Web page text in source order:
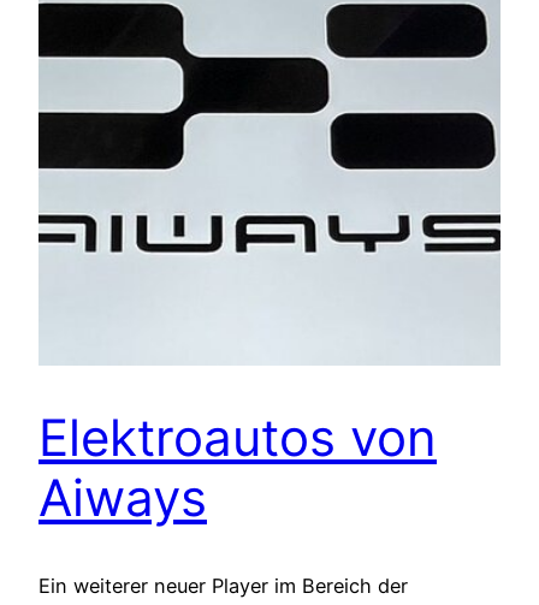
Elektroautos von
Aiways
Ein weiterer neuer Player im Bereich der